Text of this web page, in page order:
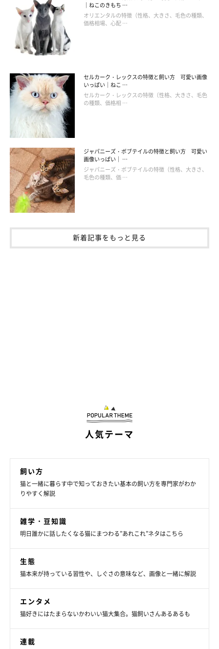
｜ねこのきもち …
オリエンタルの特徴（性格、大きさ、毛色の種類、
価格相場、心配 …
セルカーク・レックスの特徴と飼い方 可愛い画像
いっぱい｜ねこ …
セルカーク・レックスの特徴（性格、大きさ、毛色
の種類、価格相 …
ジャパニーズ・ボブテイルの特徴と飼い方 可愛い
画像いっぱい｜ …
ジャパニーズ・ボブテイルの特徴（性格、大きさ、
毛色の種類、価 …
新着記事をもっと見る
人気テーマ
飼い方
猫と一緒に暮らす中で知っておきたい基本の飼い方を専門家がわか
りやすく解説
雑学・豆知識
明日誰かに話したくなる猫にまつわる”あれこれ”ネタはこちら
生態
猫本来が持っている習性や、しぐさの意味など、画像と一緒に解説
エンタメ
猫好きにはたまらないかわいい猫大集合。猫飼いさんあるあるも
連載